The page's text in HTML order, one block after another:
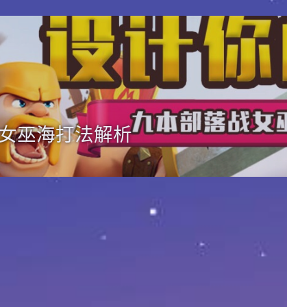
巫海打法解析